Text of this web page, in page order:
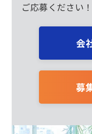
ご応募ください！
会
募